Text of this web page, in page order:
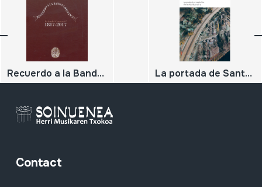
Recuerdo a la Banda Constancia. La banda "Constancia" 1817-2017 La portada de Santa María de Olite, de la vid a la piedra;
Contact